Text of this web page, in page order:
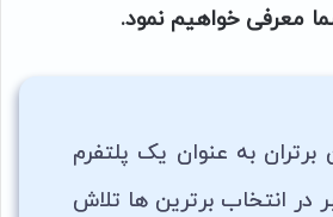
معرفی خواهیم نمود.
برتران به عنوان یک پلتفرم
در انتخاب برترین ها تلاش